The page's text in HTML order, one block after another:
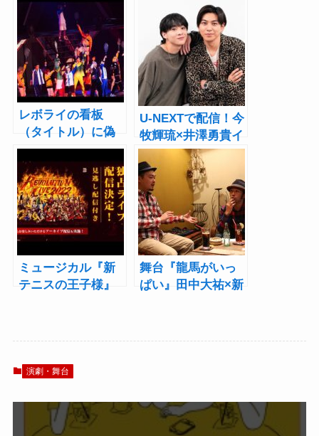
レボライの看板
（タイトル）に偽
りなし！新テニミ
ュ初のライブ公演
開幕
U-NEXTで配信！今
牧輝琉×井澤勇貴イ
ンタビュー「新テ
ニミュのレボライ
で幕張の海、荒れ
ます！」
ミュージカル『新
テニスの王子様』
舞台『龍馬がいっ
ぱい』田中大祐×新
演劇・舞台